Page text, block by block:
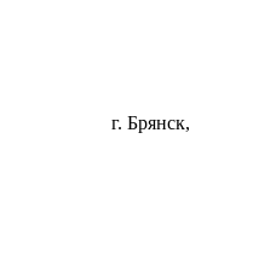
г. Брянск,